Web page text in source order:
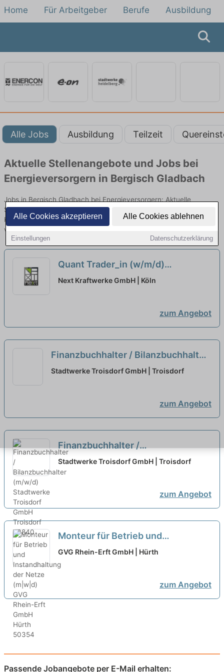
Alle Cookies akzeptieren Alle Cookies ablehnen
Einstellungen Datenschutzerklärung
Home Für Arbeitgeber Berufe Ausbildung
Alle Jobs Ausbildung Teilzeit
Aktuelle Stellenangebote und Jobs bei
Energieversorgern in Bergisch Gladbach
Jobs in Bergisch Gladbach bei Energieversorgern: Aktuelle
Stellenangebote in Energieversorgung, Netzbetrieb und
Kundenservice. Jetzt Berufe und Einstiegsmöglichkeiten
vergleichen.
Quant Trader_in (w/m/d)
Renewable Energies neu
Next Kraftwerke GmbH | Köln
zum Angebot
Finanzbuchhalter / Bilanzbuchhalter
(m/w/d) neu
Stadtwerke Troisdorf GmbH | Troisdorf
zum Angebot
Finanzbuchhalter /
Bilanzbuchhalter (m/w/d) neu
Stadtwerke Troisdorf GmbH | Troisdorf
zum Angebot
Monteur für Betrieb und
Instandhaltung der Netze (m|w|d)
neu
GVG Rhein-Erft GmbH | Hürth
zum Angebot
Passende Jobangebote per E-Mail erhalten: